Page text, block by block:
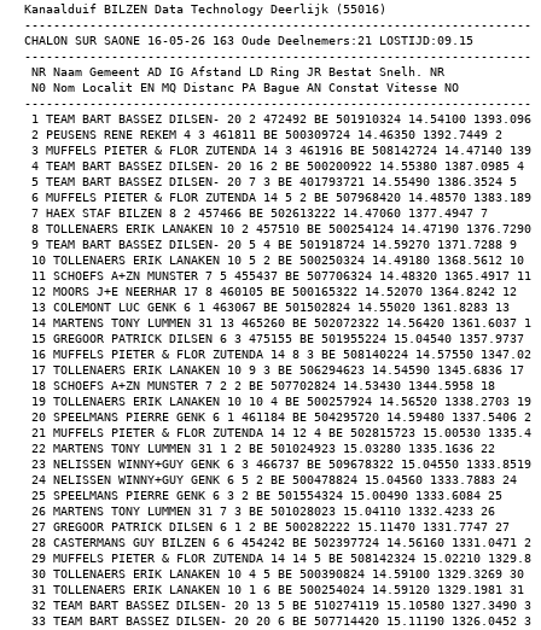
Kanaalduif BILZEN Data Technology Deerlijk (55016)
CHALON SUR SAONE 16-05-26 163 Oude Deelnemers:21 LOSTIJD:09.15
NR Naam Gemeent AD IG Afstand LD Ring JR Bestat Snelh. NR
N0 Nom Localit EN MQ Distanc PA Bague AN Constat Vitesse NO
1 TEAM BART BASSEZ DILSEN- 20 2 472492 BE 501910324 14.54100
2 PEUSENS RENE REKEM 4 3 461811 BE 500309724 14.46350 1392.7449 2
3 MUFFELS PIETER & FLOR ZUTENDA 14 3 461916 BE 508142724 14.47140
4 TEAM BART BASSEZ DILSEN- 20 16 2 BE 500200922 14.55380 1387.0985 4
5 TEAM BART BASSEZ DILSEN- 20 7 3 BE 401793721 14.55490 1386.3524 5
6 MUFFELS PIETER & FLOR ZUTENDA 14 5 2 BE 507968420 14.48570
7 HAEX STAF BILZEN 8 2 457466 BE 502613222 14.47060 1377.4947 7
8 TOLLENAERS ERIK LANAKEN 10 2 457510 BE 500254124 14.47190
9 TEAM BART BASSEZ DILSEN- 20 5 4 BE 501918724 14.59270 1371.7288 9
10 TOLLENAERS ERIK LANAKEN 10 5 2 BE 500250324 14.49180 1368.5612 10
11 SCHOEFS A+ZN MUNSTER 7 5 455437 BE 507706324 14.48320 1365.4917 11
12 MOORS J+E NEERHAR 17 8 460105 BE 500165322 14.52070 1364.8242 12
13 COLEMONT LUC GENK 6 1 463067 BE 501502824 14.55020 1361.8283 13
14 MARTENS TONY LUMMEN 31 13 465260 BE 502072322 14.56420 1361.6037
15 GREGOOR PATRICK DILSEN 6 3 475155 BE 501955224 15.04540 1357.9737
16 MUFFELS PIETER & FLOR ZUTENDA 14 8 3 BE 508140224 14.57550
17 TOLLENAERS ERIK LANAKEN 10 9 3 BE 506294623 14.54590 1345.6836 17
18 SCHOEFS A+ZN MUNSTER 7 2 2 BE 507702824 14.53430 1344.5958 18
19 TOLLENAERS ERIK LANAKEN 10 10 4 BE 500257924 14.56520 1338.2703 19
20 SPEELMANS PIERRE GENK 6 1 461184 BE 504295720 14.59480 1337.5406
21 MUFFELS PIETER & FLOR ZUTENDA 14 12 4 BE 502815723 15.00530
22 MARTENS TONY LUMMEN 31 1 2 BE 501024923 15.03280 1335.1636 22
23 NELISSEN WINNY+GUY GENK 6 3 466737 BE 509678322 15.04550
24 NELISSEN WINNY+GUY GENK 6 5 2 BE 500478824 15.04560 1333.7883 24
25 SPEELMANS PIERRE GENK 6 3 2 BE 501554324 15.00490 1333.6084 25
26 MARTENS TONY LUMMEN 31 7 3 BE 501028023 15.04110 1332.4233 26
27 GREGOOR PATRICK DILSEN 6 1 2 BE 500282222 15.11470 1331.7747 27
28 CASTERMANS GUY BILZEN 6 6 454242 BE 502397724 14.56160 1331.0471
29 MUFFELS PIETER & FLOR ZUTENDA 14 14 5 BE 508142324 15.02210
30 TOLLENAERS ERIK LANAKEN 10 4 5 BE 500390824 14.59100 1329.3269 30
31 TOLLENAERS ERIK LANAKEN 10 1 6 BE 500254024 14.59120 1329.1981 31
32 TEAM BART BASSEZ DILSEN- 20 13 5 BE 510274119 15.10580 1327.3490
33 TEAM BART BASSEZ DILSEN- 20 20 6 BE 507714420 15.11190 1326.0452